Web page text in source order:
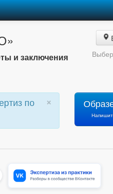
и заключения
×
по